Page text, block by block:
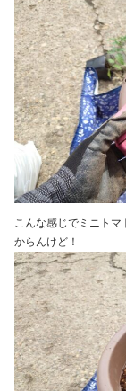
こんな感じでミニト
からんけど！